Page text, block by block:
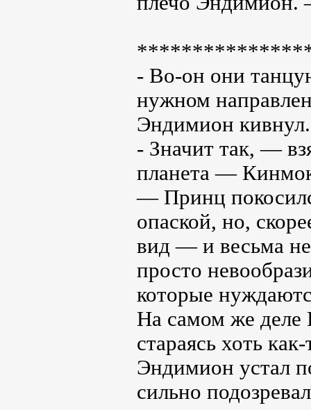
- Во-он они
нужном
Эндимион кивнул.
- Значит так, —
планета —
— Принц
опаской, но,
вид — и весьма
просто
которые
На самом же деле
стараясь хоть
Эндимион устал
сильно